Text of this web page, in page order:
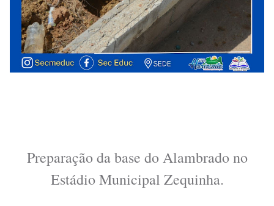
Preparação da base do Alambrado no
Estádio Municipal Zequinha.